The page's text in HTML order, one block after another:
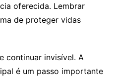
oferecida. Lembrar
de proteger vidas
continuar invisível. A
é um passo importante